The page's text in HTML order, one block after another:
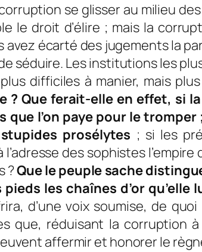
se glisser au milieu
le droit d’élire ; mais la
avez écarté des jugements la
séduire. Les institutions les
difficiles à manier, mais
? Que ferait-elle en effet, si
l’on paye pour le
prosélytes ; si les
l’adresse des sophistes
?Que le peuple sache
les chaînes d’or qu’elle
d’une voix soumise, de
que, réduisant la corruption
affermir et honorer le